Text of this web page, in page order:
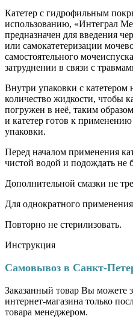
Катетер с гидрофильным
использованию, «Интеграл
предназначен для введения
или самокатетеризации
самостоятельного
затруднении в связи с
Внутри упаковки с катетером
количество жидкости, чтобы
погружен в неё, таким
и катетер готов к применению
упаковки.
Перед началом применения
чистой водой и подождать не
Дополнительной смазки не
Для однократного
Повторно не стерилизовать.
Инструкция
Самовывоз в Санкт-
Заказанный товар Вы можете
интернет-магазина только
товара менеджером.